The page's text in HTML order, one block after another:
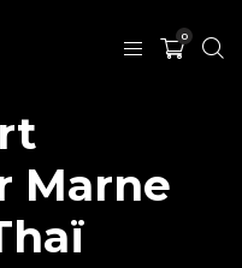
0
Marne